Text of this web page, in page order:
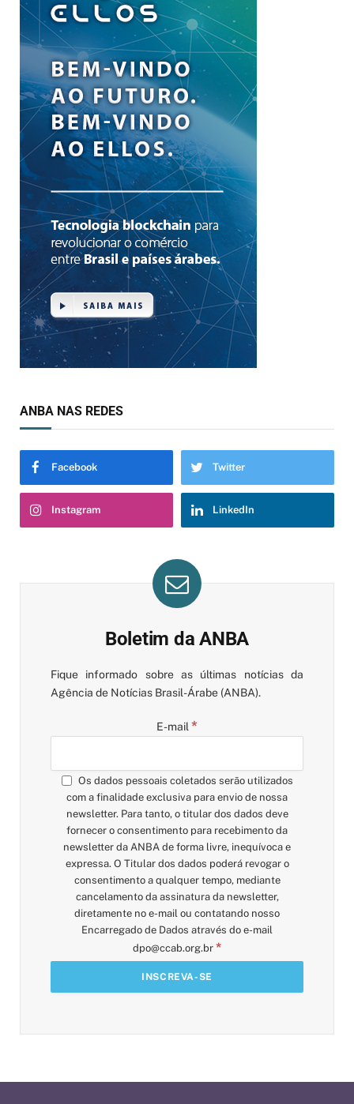
ANBA NAS REDES
Facebook Twitter
Instagram LinkedIn
Boletim da ANBA
Fique informado sobre as últimas notícias da
Agência de Notícias Brasil-Árabe (ANBA).
E-mail *
Os dados pessoais coletados serão utilizados
com a finalidade exclusiva para envio de nossa
newsletter. Para tanto, o titular dos dados deve
fornecer o consentimento para recebimento da
newsletter da ANBA de forma livre, inequívoca e
expressa. O Titular dos dados poderá revogar o
consentimento a qualquer tempo, mediante
cancelamento da assinatura da newsletter,
diretamente no e-mail ou contatando nosso
Encarregado de Dados através do e-mail
dpo@ccab.org.br *